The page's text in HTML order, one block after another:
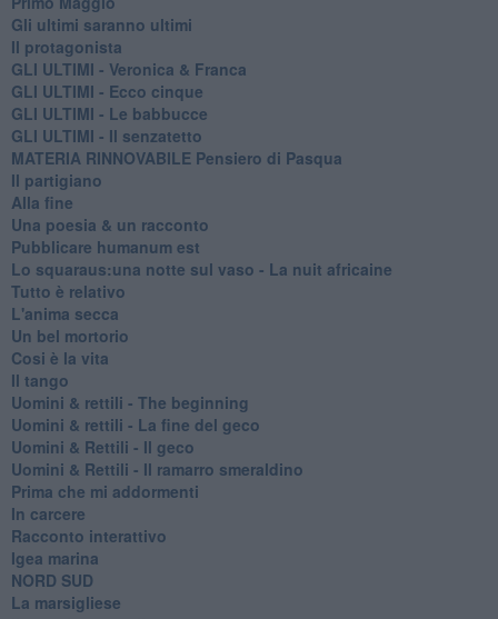
Gli ultimi saranno ultimi
Il protagonista
GLI ULTIMI - Veronica & Franca
GLI ULTIMI - Ecco cinque
GLI ULTIMI - Le babbucce
GLI ULTIMI - Il senzatetto
MATERIA RINNOVABILE Pensiero di Pasqua
Il partigiano
Alla fine
Una poesia & un racconto
Pubblicare humanum est
Lo squaraus:una notte sul vaso - La nuit africaine
Tutto è relativo
L'anima secca
Un bel mortorio
Cosi è la vita
Il tango
​Uomini & rettili - The beginning
​Uomini & rettili - La fine del geco
Uomini & Rettili - Il geco
Uomini & Rettili - Il ramarro smeraldino
Prima che mi addormenti
In carcere
Racconto interattivo
Igea marina
​NORD SUD
La marsigliese